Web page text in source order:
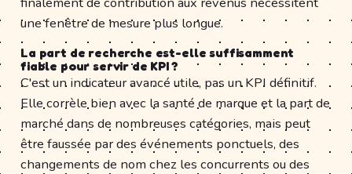
une fenêtre de mesure plus longue.
La part de recherche est-elle suffisamment
fiable pour servir de KPI ?
C'est un indicateur avancé utile, pas un KPI définitif.
Elle corrèle bien avec la santé de marque et la part de
marché dans de nombreuses catégories, mais peut
être faussée par des événements ponctuels, des
changements de nom chez les concurrents ou des